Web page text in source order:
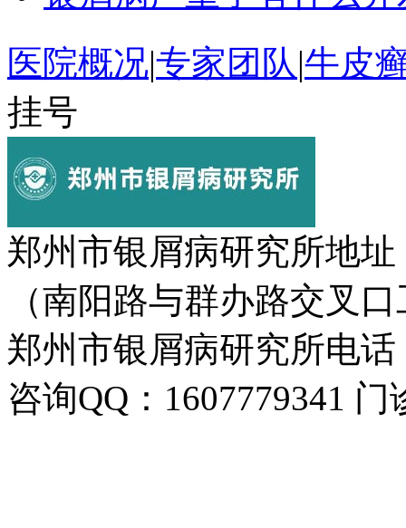
医院概况|专家团队 |牛皮
挂号
郑州市银屑病研究所地
（南阳路与群办路交叉
郑州市银屑病研究所电话
咨询QQ：1607779341